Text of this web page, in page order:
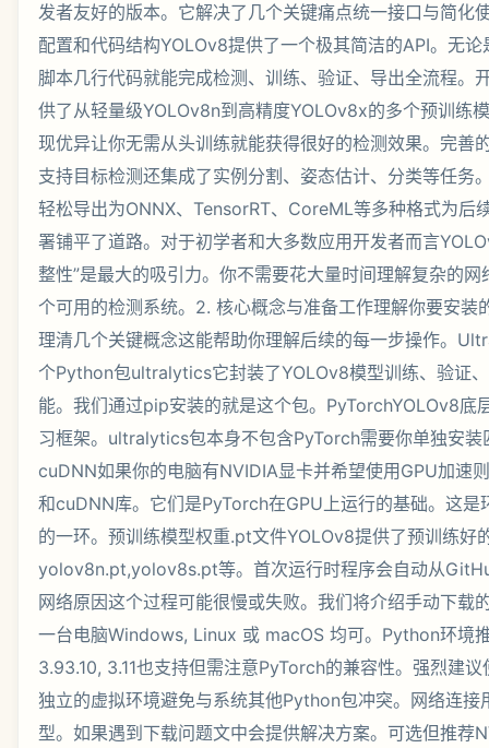
发者友好的版本。它解决了几个关键痛点统一接口与简化
配置和代码结构YOLOv8提供了一个极其简洁的API。无
脚本几行代码就能完成检测、训练、验证、导出全流程。
供了从轻量级YOLOv8n到高精度YOLOv8x的多个预训练
现优异让你无需从头训练就能获得很好的检测效果。完善
支持目标检测还集成了实例分割、姿态估计、分类等任务
轻松导出为ONNX、TensorRT、CoreML等多种格式为后
署铺平了道路。对于初学者和大多数应用开发者而言
整性”是最大的吸引力。你不需要花大量时间理解复杂的
个可用的检测系统。2. 核心概念与准备工作理解你要安装
理清几个关键概念这能帮助你理解后续的每一步操作。
个Python包ultralytics它封装了YOLOv8模型训练、验证
能。我们通过pip安装的就是这个包。PyTorchYOLOv8底
习框架。ultralytics包本身不包含PyTorch需要你单独安装
cuDNN如果你的电脑有NVIDIA显卡并希望使用GPU加速
和cuDNN库。它们是PyTorch在GPU上运行的基础。这是
的一环。预训练模型权重.pt文件YOLOv8提供了预训练好
yolov8n.pt,yolov8s.pt等。首次运行时程序会自动从
网络原因这个过程可能很慢或失败。我们将介绍手动下载
一台电脑Windows, Linux 或 macOS 均可。Python环境
3.93.10, 3.11也支持但需注意PyTorch的兼容性。强烈建
独立的虚拟环境避免与系统其他Python包冲突。网络连接
型。如果遇到下载问题文中会提供解决方案。可选但推荐